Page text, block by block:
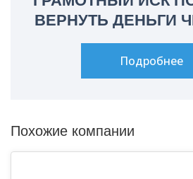
ВЕРНУТЬ ДЕНЬГИ
Подробнее
Похожие компании